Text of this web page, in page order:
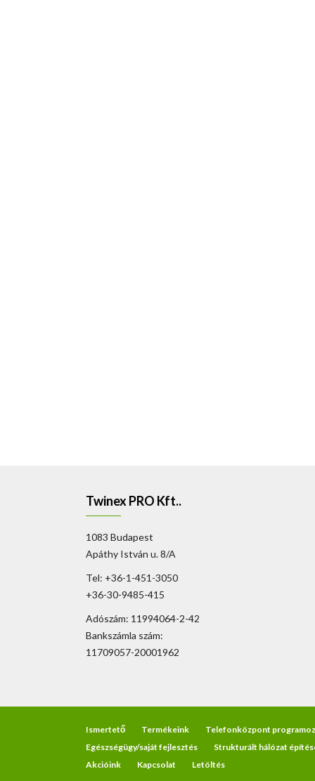
Twinex PRO Kft..
1083 Budapest
Apáthy István u. 8/A
Tel: +36-1-451-3050
+36-30-9485-415
Adószám: 11994064-2-42
Bankszámla szám:
11709057-20001962
Ismertető Termékeink
Telefonközpont
Egészségügy/saját fejlesztés
Strukturált hálózat
Akcióink
Kapcsolat Letöltés